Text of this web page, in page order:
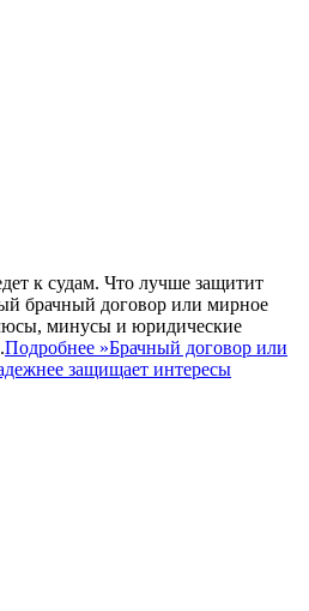
к судам. Что лучше защитит
брачный договор или мирное
минусы и юридические
Подробнее »Брачный договор или
защищает интересы